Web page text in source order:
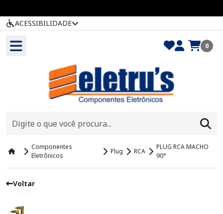
ACESSIBILIDADE
0
Componentes
Eletrônicos
Plug RCA
PLUG RCA MACHO
90°
Voltar